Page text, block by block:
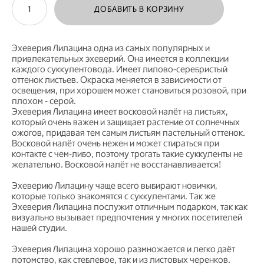
ДОБАВИТЬ В КОРЗИНУ
Эхеверия Лилацина одна из самых популярных и
привлекательных эхеверий. Она имеется в коллекции
каждого суккулентовода. Имеет лилово-серебристый
оттенок листьев. Окраска меняется в зависимости от
освещения, при хорошем может становиться розовой, при
плохом - серой.
Эхеверия Лилацина имеет восковой налёт на листьях,
который очень важен и защищает растение от солнечных
ожогов, придавая тем самым листьям пастельный оттенок.
Восковой налёт очень нежен и может стираться при
контакте с чем-либо, поэтому трогать такие суккуленты не
желательно. Восковой налёт не восстанавливается!
Эхеверию Лилацину чаще всего выбирают новички,
которые только знакомятся с суккулентами. Так же
Эхеверия Лилацина послужит отличным подарком, так как
визуально вызывает предпочтения у многих посетителей
нашей студии.
Эхеверия Лилацина хорошо размножается и легко даёт
потомство, как стеблевое, так и из листовых черенков.